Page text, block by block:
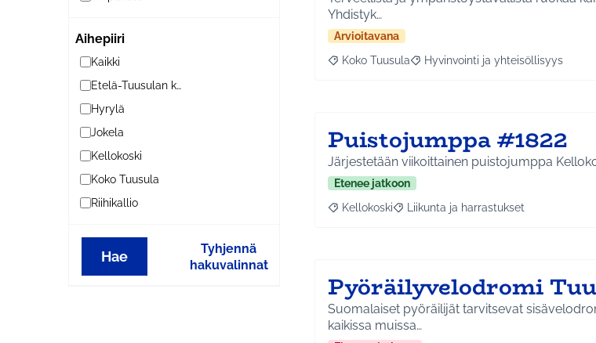
Aihepiiri
Kaikki
Etelä-Tuusulan kylät
Hyrylä
Jokela
Kellokoski
Koko Tuusula
Riihikallio
Hae
Tyhjennä
hakuvalinnat
Yhdistyk…
Arvioitavana
Rajaa tulokset aihepiirin mukaan: Koko Tuusula
Koko Tuusula Rajaa tulokset teeman mukaan:
Hyvinvointi ja yhteisöllisyys
Puistojumppa #1822
Järjestetään viikoittainen puistojumppa
Etenee jatkoon
Rajaa tulokset aihepiirin mukaan: Kellokoski
Kellokoski Rajaa tulokset teeman mukaan:
Liikunta ja harrastukset
Pyöräilyvelodromi
Suomalaiset pyöräilijät tarvitsevat
kaikissa muissa…